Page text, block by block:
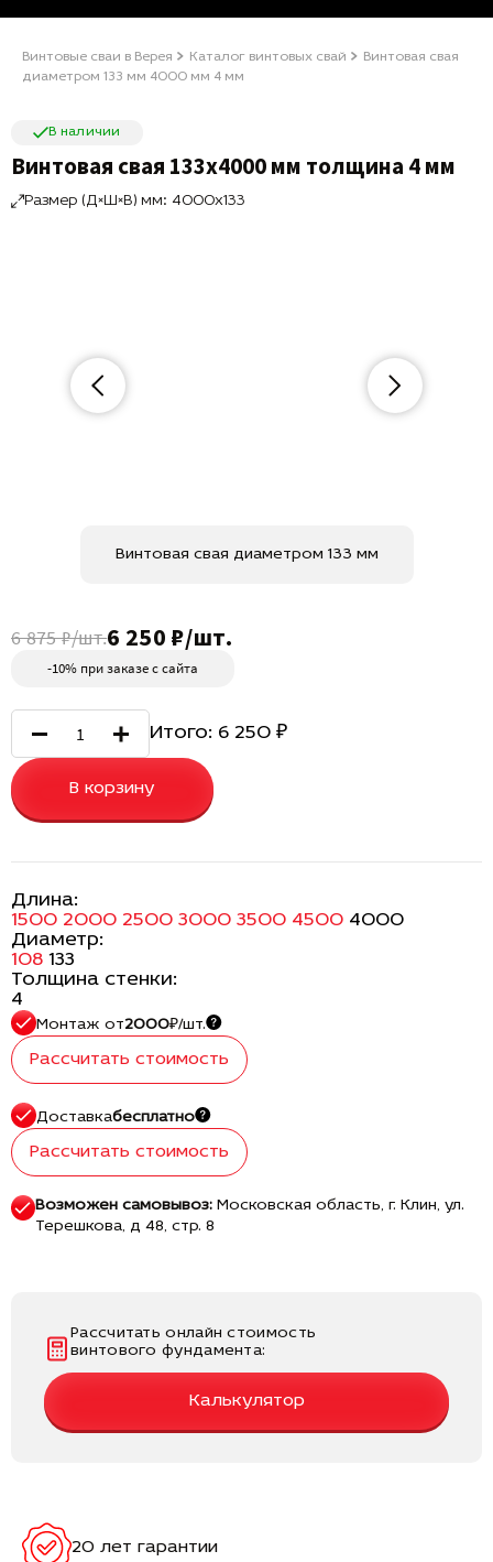
Винтовые сваи в Верея Каталог винтовых свай
Винтовая свая
диаметром 133 мм 4000 мм 4 мм
В наличии
Винтовая свая 133х4000 мм толщина 4 мм
Размер (Д×Ш×В) мм: 4000x133
6 875 ₽/шт.6 250 ₽/шт.
-10% при заказе с сайта
Итого: 6 250 ₽
В корзину
Длина:
1500 2000 2500 3000 3500 4500 4000
Диаметр:
108 133
Толщина стенки:
4
Монтаж от2000₽/шт.
Рассчитать стоимость
Доставкабесплатно
Рассчитать стоимость
Возможен самовывоз:Московская область, г. Клин, ул.
Терешкова, д 48, стр. 8
Рассчитать онлайн стоимость
винтового фундамента:
Калькулятор
Винтовая свая диаметром 133 мм
20 лет гарантии